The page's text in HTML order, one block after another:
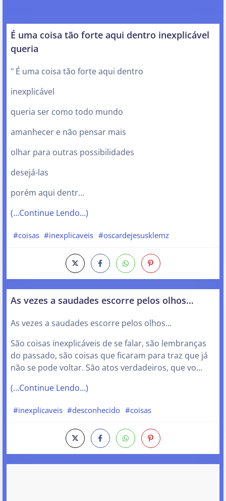
É uma coisa tão forte aqui dentro inexplicável
queria
" É uma coisa tão forte aqui dentro
inexplicável
queria ser como todo mundo
amanhecer e não pensar mais
olhar para outras possibilidades
desejá-las
porém aqui dentr…
(…Continue Lendo…)
#coisas #inexplicaveis #oscardejesusklemz
As vezes a saudades escorre pelos olhos…
As vezes a saudades escorre pelos olhos…
São coisas inexplicáveis de se falar, são lembranças
do passado, são coisas que ficaram para traz que já
não se pode voltar. São atos verdadeiros, que vo…
(…Continue Lendo…)
#inexplicaveis #desconhecido #coisas